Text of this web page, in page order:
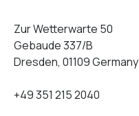
Zur Wetterwarte 50
Gebaude 337/B
Dresden, 01109 Germany
+49 351 215 2040